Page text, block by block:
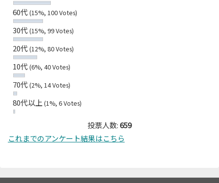
60代(15%, 100 Votes)
30代(15%, 99 Votes)
20代(12%, 80 Votes)
10代(6%, 40 Votes)
70代(2%, 14 Votes)
80代以上(1%, 6 Votes)
投票人数:659
これまでのアンケート結果はこちら